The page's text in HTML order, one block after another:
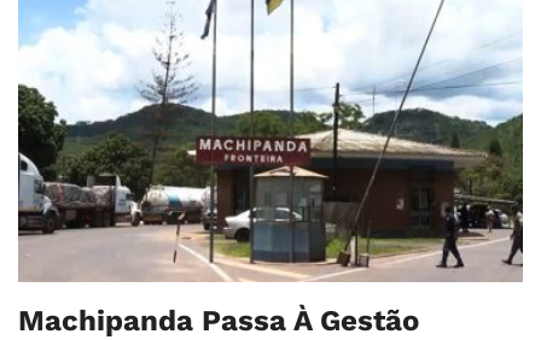
Machipanda Passa À Gestão